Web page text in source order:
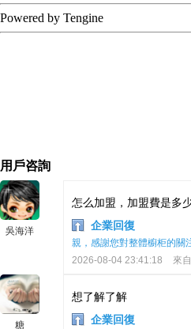
用戶咨詢
吳海洋
怎么加盟，加盟費是多
企業回復
親，感謝您對整體櫥柜的關
2026-08-04 23:41:18
來自
糖
想了解了解
企業回復